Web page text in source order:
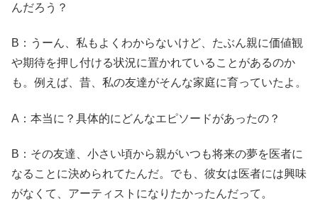
んだろう？
B：うーん、私もよくわからないけど、たぶん親に価値観
や期待を押し付ける状況に置かれていることがあるのか
も。例えば、昔、私の友達がそんな家庭に育っていたよ。
A：本当に？具体的にどんなエピソードがあったの？
B：その友達、小さい頃から親がいつも将来の夢を医者に
なることに決められてたんだ。でも、彼女は医者には興味
がなくて、アーティストになりたかったんだって。